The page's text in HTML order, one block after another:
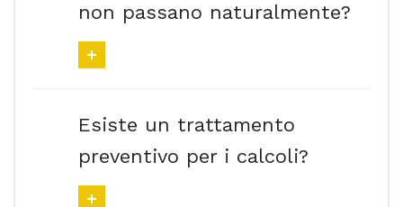
non passano naturalmente?
Esiste un trattamento
preventivo per i calcoli?